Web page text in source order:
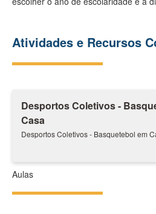
Atividades e Recursos
Desportos Coletivos -
Casa
Desportos Coletivos - Basquetebol em
Aulas